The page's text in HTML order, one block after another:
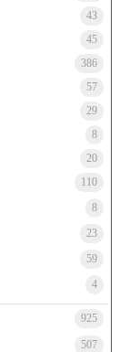
43
45
386
57
29
8
20
110
8
23
59
4
925
507